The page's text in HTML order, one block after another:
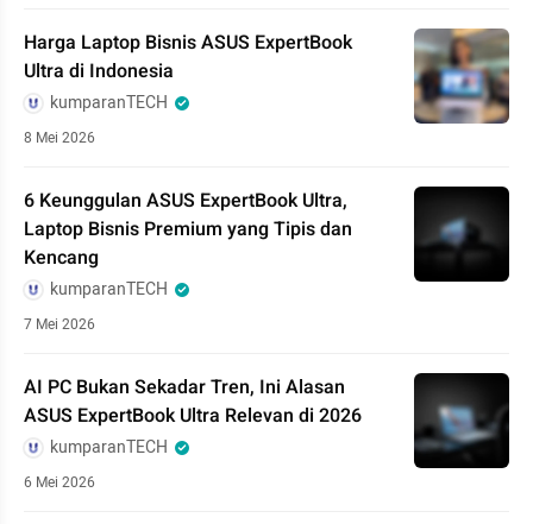
Harga Laptop Bisnis ASUS ExpertBook
Ultra di Indonesia
kumparanTECH
8 Mei 2026
6 Keunggulan ASUS ExpertBook Ultra,
Laptop Bisnis Premium yang Tipis dan
Kencang
kumparanTECH
7 Mei 2026
AI PC Bukan Sekadar Tren, Ini Alasan
ASUS ExpertBook Ultra Relevan di 2026
kumparanTECH
6 Mei 2026